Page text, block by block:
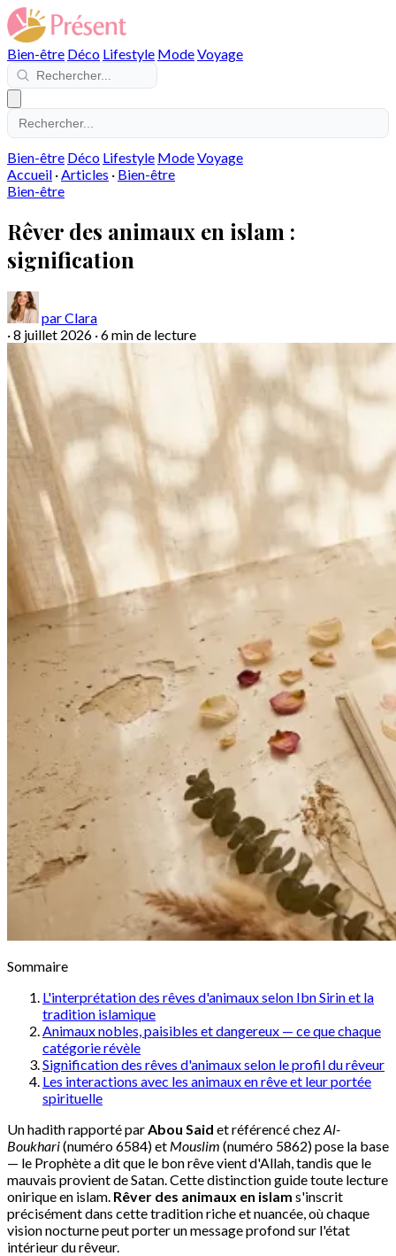
Bien-être Déco Lifestyle ModeVoyage
Bien-être Déco Lifestyle ModeVoyage
Accueil ·Articles · Bien-être
Bien-être
Rêver des animaux en islam :
signification
par Clara
·8 juillet 2026 ·6 min de lecture
Sommaire
L'interprétation des rêves d'animaux selon Ibn Sirin et la
tradition islamique
Animaux nobles, paisibles et dangereux — ce que chaque
catégorie révèle
Signification des rêves d'animaux selon le profil du rêveur
Les interactions avec les animaux en rêve et leur portée
spirituelle
Un hadith rapporté parAbou Said et référencé chezAl-
Boukhari(numéro 6584) et Mouslim (numéro 5862) pose la base
— le Prophète a dit que le bon rêve vient d'Allah, tandis que le
mauvais provient de Satan. Cette distinction guide toute lecture
onirique en islam. Rêver des animaux en islam s'inscrit
précisément dans cette tradition riche et nuancée, où chaque
vision nocturne peut porter un message profond sur l'état
intérieur du rêveur.